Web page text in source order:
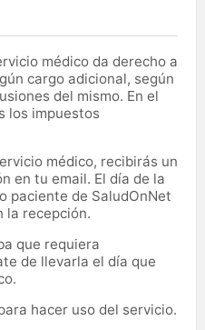
médico da derecho a
cargo adicional, según
del mismo. En el
los impuestos
médico, recibirás un
en tu email. El día de la
paciente de SaludOnNet
la recepción.
que requiera
de llevarla el día que
hacer uso del servicio.